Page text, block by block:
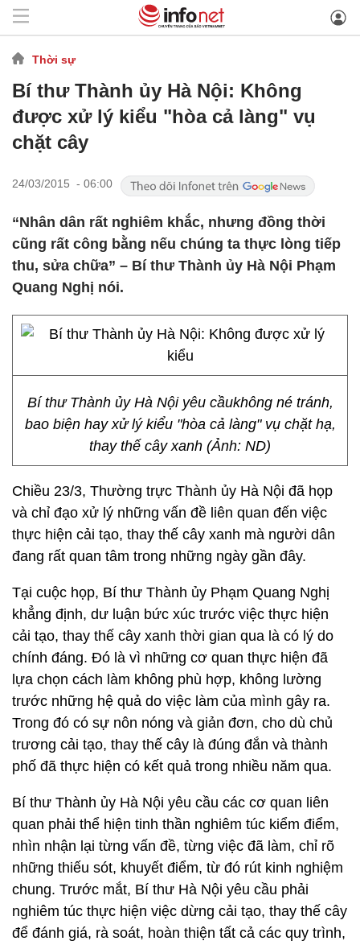
Thời sự
Bí thư Thành ủy Hà Nội: Không
được xử lý kiểu "hòa cả làng" vụ
chặt cây
24/03/2015 - 06:00
“Nhân dân rất nghiêm khắc, nhưng đồng thời
cũng rất công bằng nếu chúng ta thực lòng tiếp
thu, sửa chữa” – Bí thư Thành ủy Hà Nội Phạm
Quang Nghị nói.
Bí thư Thành ủy Hà Nội yêu cầukhông né tránh,
bao biện hay xử lý kiểu "hòa cả làng" vụ chặt hạ,
thay thế cây xanh (Ảnh: ND)
Chiều 23/3, Thường trực Thành ủy Hà Nội đã họp
và chỉ đạo xử lý những vấn đề liên quan đến việc
thực hiện cải tạo, thay thế cây xanh mà người dân
đang rất quan tâm trong những ngày gần đây.
Tại cuộc họp, Bí thư Thành ủy Phạm Quang Nghị
khẳng định, dư luận bức xúc trước việc thực hiện
cải tạo, thay thế cây xanh thời gian qua là có lý do
chính đáng. Đó là vì những cơ quan thực hiện đã
lựa chọn cách làm không phù hợp, không lường
trước những hệ quả do việc làm của mình gây ra.
Trong đó có sự nôn nóng và giản đơn, cho dù chủ
trương cải tạo, thay thế cây là đúng đắn và thành
phố đã thực hiện có kết quả trong nhiều năm qua.
Bí thư Thành ủy Hà Nội yêu cầu các cơ quan liên
quan phải thể hiện tinh thần nghiêm túc kiểm điểm,
nhìn nhận lại từng vấn đề, từng việc đã làm, chỉ rõ
những thiếu sót, khuyết điểm, từ đó rút kinh nghiệm
chung. Trước mắt, Bí thư Hà Nội yêu cầu phải
nghiêm túc thực hiện việc dừng cải tạo, thay thế cây
để đánh giá, rà soát, hoàn thiện tất cả các quy trình,